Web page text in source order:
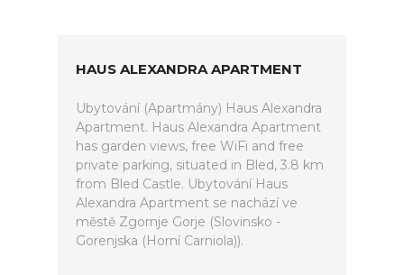
HAUS ALEXANDRA APARTMENT
Ubytování (Apartmány) Haus Alexandra
Apartment. Haus Alexandra Apartment
has garden views, free WiFi and free
private parking, situated in Bled, 3.8 km
from Bled Castle. Ubytování Haus
Alexandra Apartment se nachází ve
městě Zgornje Gorje (Slovinsko -
Gorenjska (Horní Carniola)).